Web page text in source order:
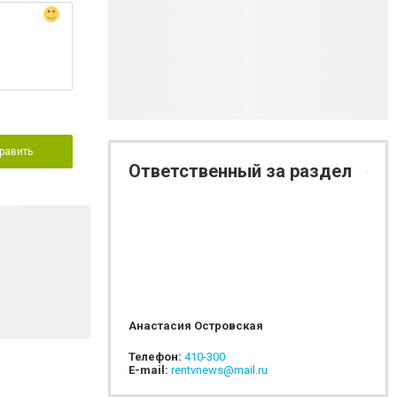
Ответственный за раздел
Анастасия Островская
Телефон: 410-300
E-mail: rentvnews@mail.ru